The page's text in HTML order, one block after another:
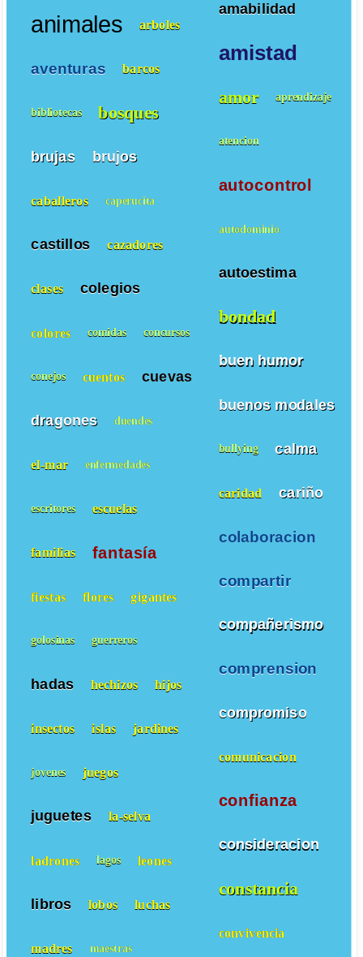
amabilidad
amistad
amor aprendizaje
atencion
autocontrol
autodominio
autoestima
bondad
buen humor
buenos modales
bullying calma
caridad cariño
colaboracion
compartir
compañerismo
comprension
compromiso
comunicacion
confianza
consideracion
constancia
convivencia
animales arboles
aventuras barcos
bibliotecas bosques
brujas brujos
caballeros caperucita
castillos cazadores
clases colegios
colores comidas concursos
conejos cuentos cuevas
dragones duendes
el-mar enfermedades
escritores escuelas
familias fantasía
fiestas flores gigantes
golosinas guerreros
hadas hechizos hijos
insectos islas jardines
jovenes juegos
juguetes la-selva
ladrones lagos leones
libros lobos luchas
madres maestras